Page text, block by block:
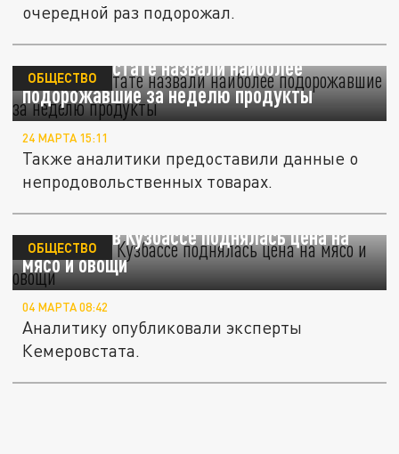
очередной раз подорожал.
В Кемеровостате назвали наиболее
подорожавшие за неделю продукты
ОБЩЕСТВО
24 МАРТА 15:11
Также аналитики предоставили данные о
непродовольственных товарах.
За неделю в Кузбассе поднялась цена на
мясо и овощи
ОБЩЕСТВО
04 МАРТА 08:42
Аналитику опубликовали эксперты
Кемеровстата.